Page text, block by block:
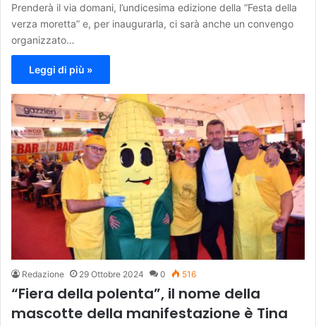
Prenderà il via domani, l’undicesima edizione della “Festa della
verza moretta” e, per inaugurarla, ci sarà anche un convengo
organizzato…
Leggi di più »
Redazione 29 Ottobre 2024 0 516
“Fiera della polenta”, il nome della
mascotte della manifestazione è Tina